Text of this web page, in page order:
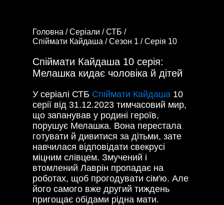
Головна /Серіали /СТБ /
Спіймати Кайдаша /Сезон 1 /Серія 10
Спіймати Кайдаша 10 серія:
Мелашка кидає чоловіка й дітей
У серіалі СТБ Спіймати Кайдаша 10
серії від 31.12.2023 тимчасовий мир,
що запанував у родині героїв,
порушує Мелашка. Вона перестала
готувати й дивитися за дітьми, зате
навчилася відповідати свекрусі
міцним слівцем. Змучений і
втомлений Лаврін пропадає на
роботах, щоб прогодувати сім'ю. Але
його самого вже другий тиждень
пригощає обідами рідна мати.